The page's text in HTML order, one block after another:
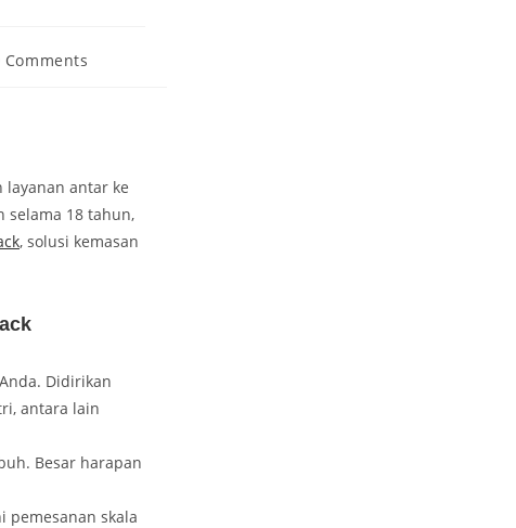
Comments
layanan antar ke
selama 18 tahun,
, solusi kemasan
Didirikan
antara lain
Besar harapan
pemesanan skala